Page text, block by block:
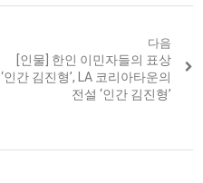
다음
Next
post:
[인물] 한인 이민자들의 표상
‘인간 김진형’, LA 코리아타운의
전설 ‘인간 김진형’